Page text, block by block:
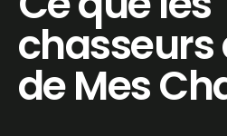
chasseurs
de Mes